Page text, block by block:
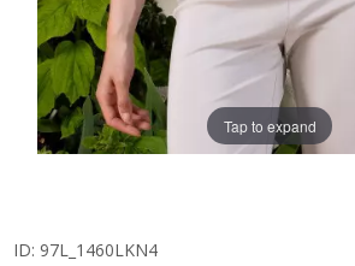
Tap to expand
ID: 97L_1460LKN4